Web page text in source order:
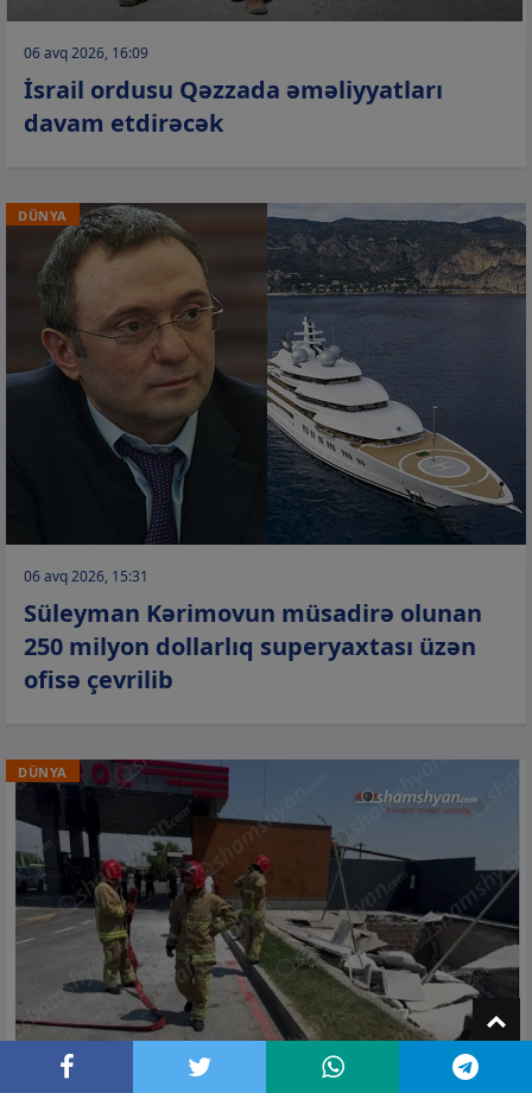
06 avq 2026, 16:09
İsrail ordusu Qəzzada əməliyyatları
davam etdirəcək
DÜNYA
06 avq 2026, 15:31
Süleyman Kərimovun müsadirə olunan
250 milyon dollarlıq superyaxtası üzən
ofisə çevrilib
DÜNYA